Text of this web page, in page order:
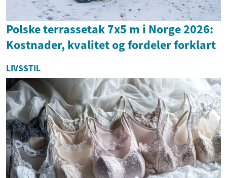
Polske terrassetak 7x5 m i Norge 2026:
Kostnader, kvalitet og fordeler forklart
LIVSSTIL